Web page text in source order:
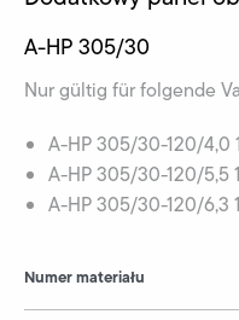
A-HP 305/30
Nur gültig für folgende
A-HP 305/30-120/4,0
A-HP 305/30-120/5,5
A-HP 305/30-120/6,3
Numer materiału